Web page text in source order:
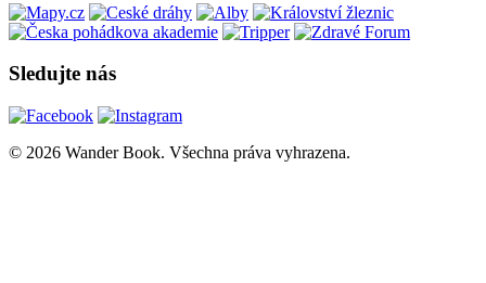
Sledujte nás
© 2026 Wander Book. Všechna práva vyhrazena.